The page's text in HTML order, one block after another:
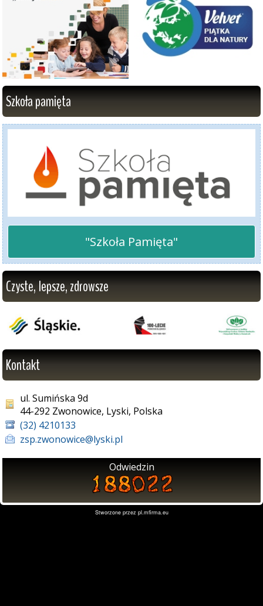
Szkoła pamięta
"Szkoła Pamięta"
Czyste, lepsze, zdrowsze
Kontakt
ul. Sumińska 9d
44-292 Zwonowice, Lyski, Polska
(32) 4210133
zsp.zwonowice@lyski.pl
Odwiedzin
Stworzone przez pl.mfirma.eu